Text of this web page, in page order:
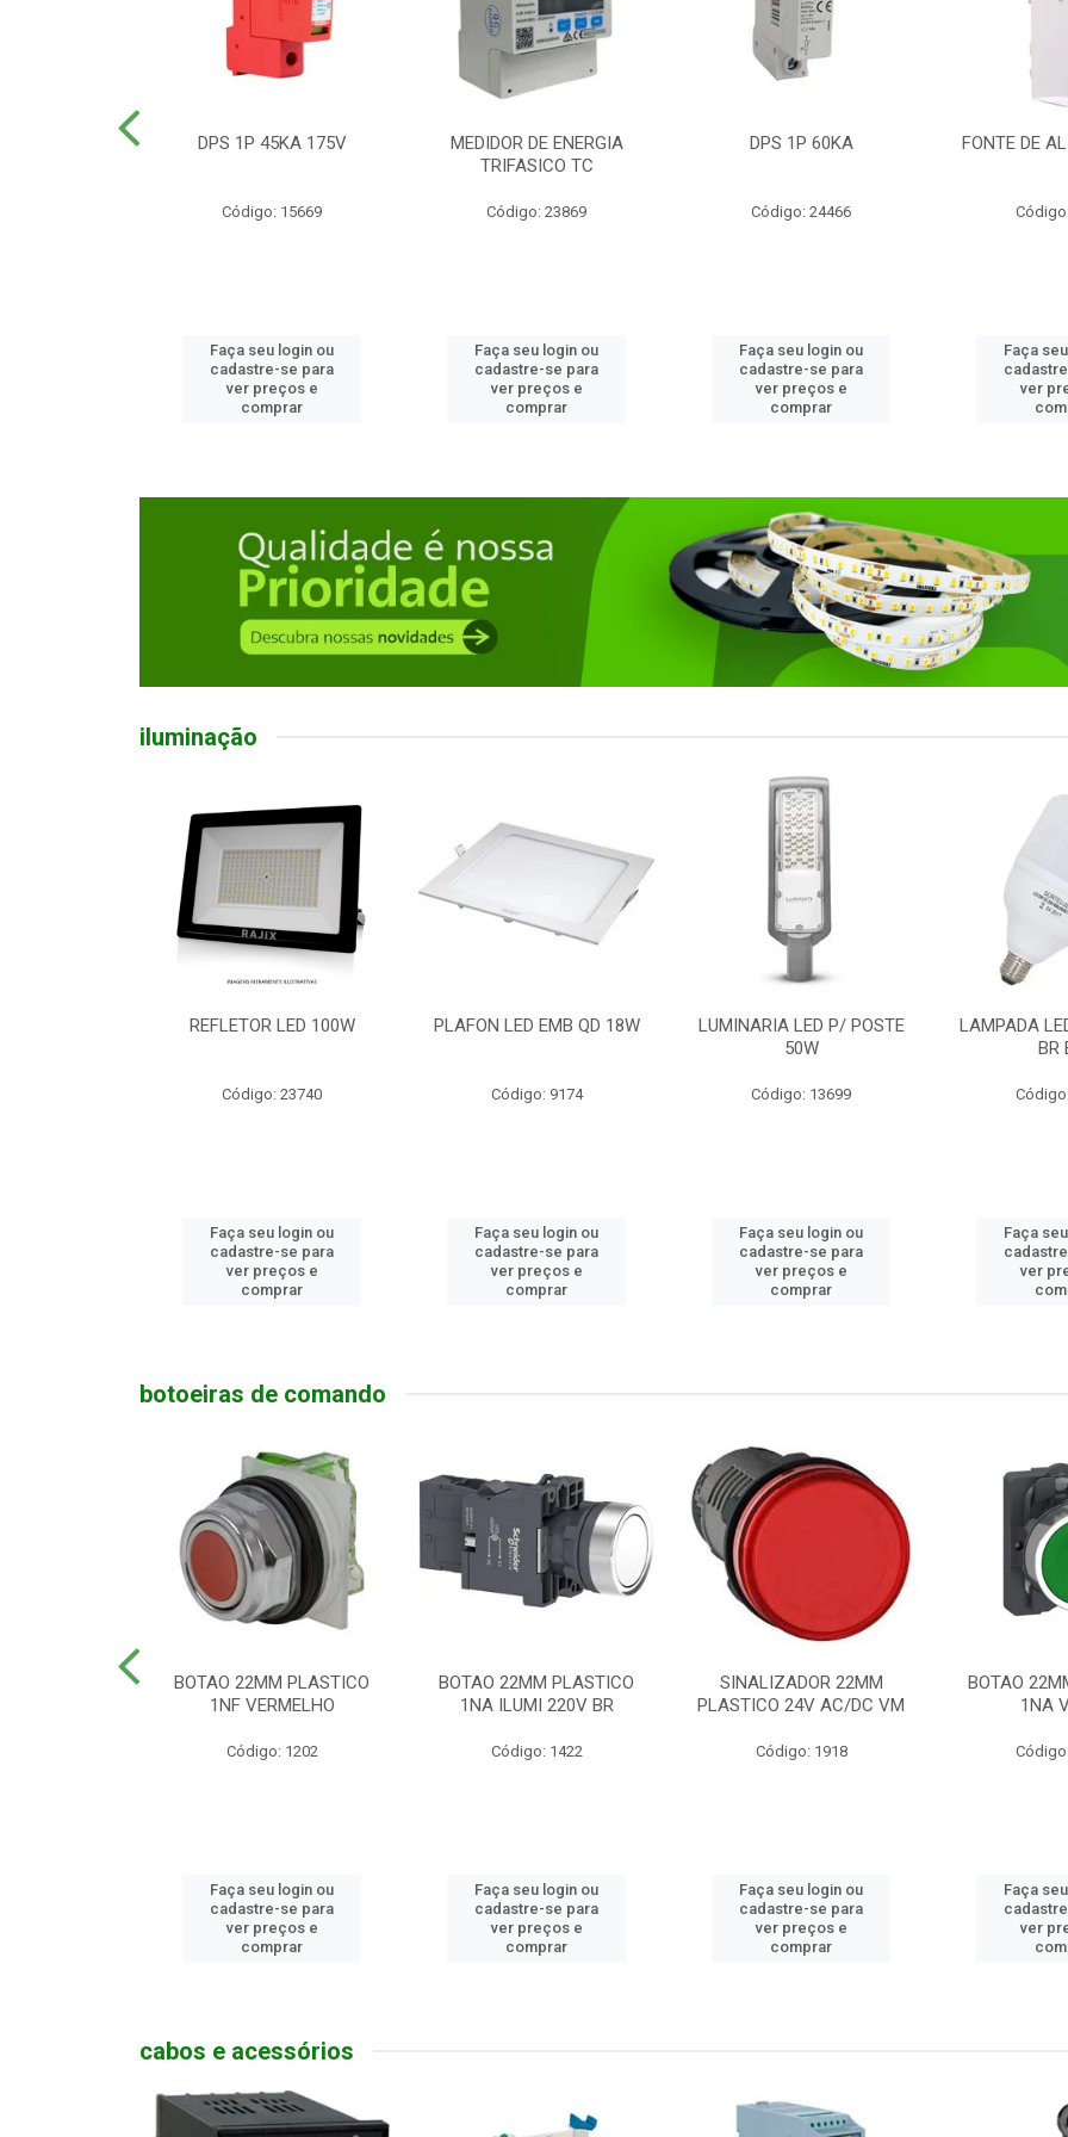
DPS 1P 45KA 175V
Código: 15669
Faça seu login ou
cadastre-se para
ver preços e
comprar
MEDIDOR DE ENERGIA
TRIFASICO TC
Código: 23869
Faça seu login ou
cadastre-se para
ver preços e
comprar
DPS 1P 60KA
Código: 24466
Faça seu login ou
cadastre-se para
ver preços e
comprar
FONTE DE
Faça
ver
iluminação
PLAFON LED EMB QD 18W
Código: 9174
Faça seu login ou
cadastre-se para
ver preços e
comprar
LUMINARIA LED P/ POSTE
Código: 13699
Faça seu login ou
cadastre-se para
ver preços e
comprar
LAMPADA LED BULBO 50W
BR E27
Código: 10686
Faça seu login ou
cadastre-se para
ver preços e
comprar
Faça
ver
botoeiras de comando
BOTAO 22MM PLASTICO
1NF VERMELHO
Código: 1202
Faça seu login ou
cadastre-se para
ver preços e
comprar
BOTAO 22MM PLASTICO
1NA ILUMI 220V BR
Código: 1422
Faça seu login ou
cadastre-se para
ver preços e
comprar
SINALIZADOR 22MM
PLASTICO 24V AC/DC VM
Código: 1918
Faça seu login ou
cadastre-se para
ver preços e
comprar
BOTAO
1NA
Faça
ver
cabos e acessórios